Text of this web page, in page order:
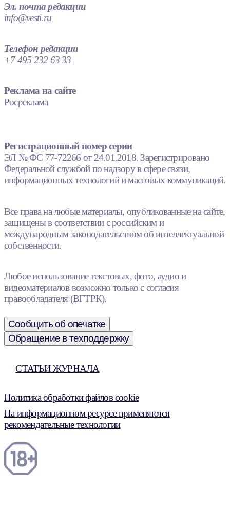
Эл. почта редакции
info@vesti.ru
Телефон редакции
+7 495 232 63 33
Реклама на сайте
Росреклама
Регистрационный номер серии
ЭЛ № ФС 77-72266 от 24.01.2018. Зарегистрировано
Федеральной службой по надзору в сфере связи,
информационных технологий и массовых коммуникаций.
Все права на любые материалы, опубликованные на сайте,
защищены в соответствии с российским и
международным законодательством об интеллектуальной
собственности.
Любое использование текстовых, фото, аудио и
видеоматериалов возможно только с согласия
правообладателя (ВГТРК).
Сообщить об опечатке
Обращение в техподдержку
СТАТЬИ ЖУРНАЛА
Политика обработки файлов cookie
На информационном ресурсе применяются
рекомендательные технологии